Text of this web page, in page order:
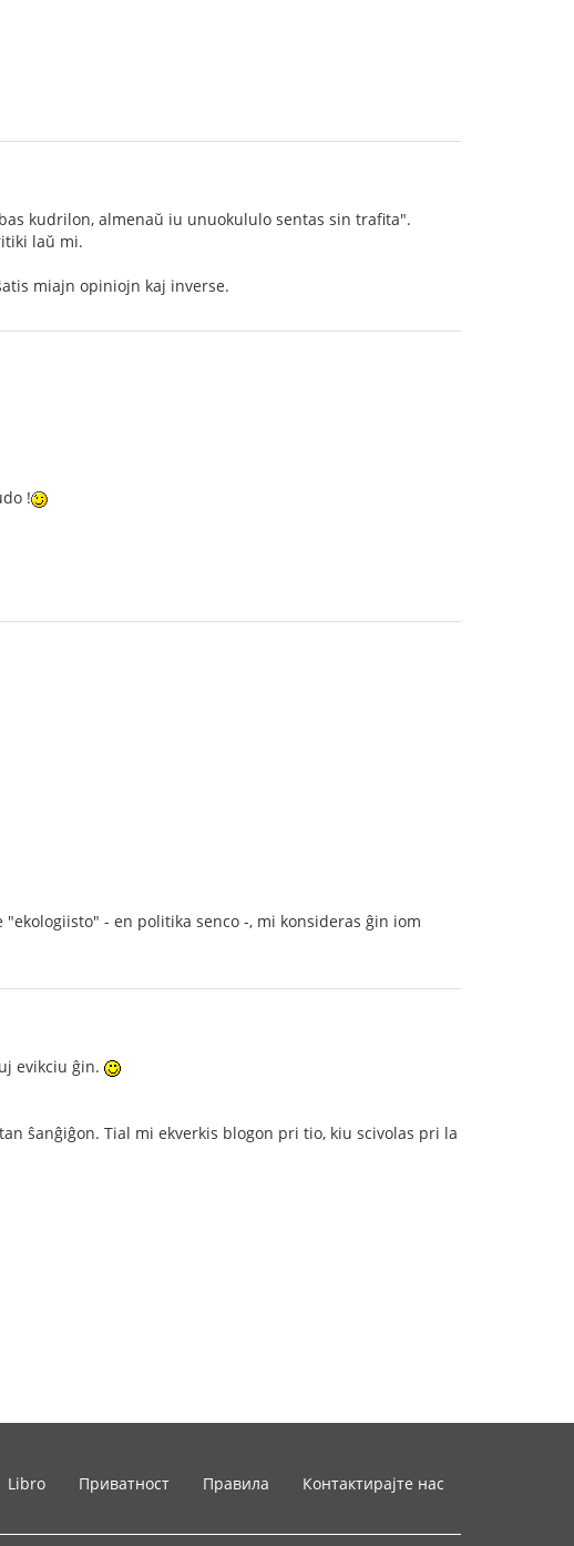
kudrilon, almenaŭ iu unuokululo sentas sin trafita".
laŭ mi.
miajn opiniojn kaj inverse.
!
- en politika senco -, mi konsideras ĝin iom
evikciu ĝin.
ŝanĝiĝon. Tial mi ekverkis blogon pri tio, kiu scivolas pri la
Libro Приватност Правила Контактирајте нас